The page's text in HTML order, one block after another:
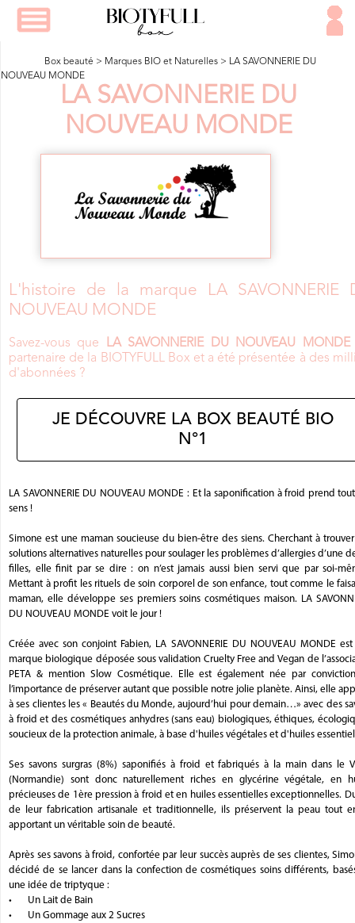
Box beauté > Marques BIO et Naturelles > LA SAVONNERIE DU
NOUVEAU MONDE
LA SAVONNERIE DU
NOUVEAU MONDE
L'histoire de la marque LA SAVONNERIE
NOUVEAU MONDE
Savez-vous que LA SAVONNERIE DU NOUVEAU MONDE
partenaire de la BIOTYFULL Box et a été présentée à des
d'abonnées ?
JE DÉCOUVRE LA BOX BEAUTÉ BIO
N°1
LA SAVONNERIE DU NOUVEAU MONDE : Et la saponification à froid prend
sens !
Simone est une maman soucieuse du bien-être des siens. Cherchant à
solutions alternatives naturelles pour soulager les problèmes d’allergies d’une
filles, elle finit par se dire : on n’est jamais aussi bien servi que par soi-
Mettant à profit les rituels de soin corporel de son enfance, tout comme le
maman, elle développe ses premiers soins cosmétiques maison. LA
DU NOUVEAU MONDE voit le jour !
Créée avec son conjoint Fabien, LA SAVONNERIE DU NOUVEAU MONDE
marque biologique déposée sous validation Cruelty Free and Vegan de
PETA & mention Slow Cosmétique. Elle est également née par
l’importance de préserver autant que possible notre jolie planète. Ainsi, elle
à ses clientes les « Beautés du Monde, aujourd’hui pour demain…» avec des
à froid et des cosmétiques anhydres (sans eau) biologiques, éthiques,
soucieux de la protection animale, à base d'huiles végétales et d'huiles
Ses savons surgras (8%) saponifiés à froid et fabriqués à la main dans le
(Normandie) sont donc naturellement riches en glycérine végétale, en
précieuses de 1ère pression à froid et en huiles essentielles exceptionnelles.
de leur fabrication artisanale et traditionnelle, ils préservent la peau tout
apportant un véritable soin de beauté.
Après ses savons à froid, confortée par leur succès auprès de ses clientes,
décidé de se lancer dans la confection de cosmétiques soins différents,
une idée de triptyque :
•
Un Lait de Bain
•
Un Gommage aux 2 Sucres